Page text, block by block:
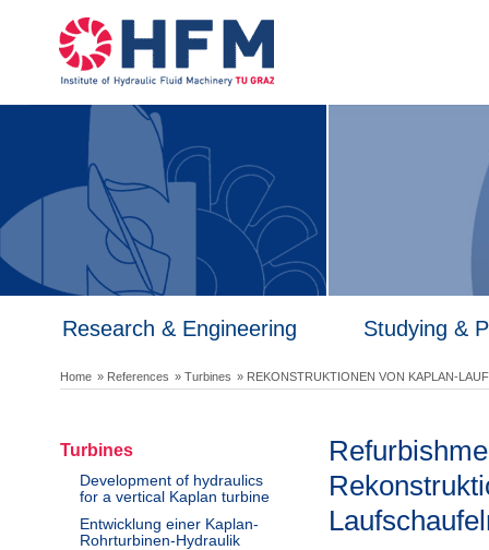
Research & Engineering Studying &
Home » References » Turbines » REKONSTRUKTIONEN VON KAPLAN-
Turbines
Development of hydraulics
for a vertical Kaplan turbine
Entwicklung einer Kaplan-
Rohrturbinen-Hydraulik